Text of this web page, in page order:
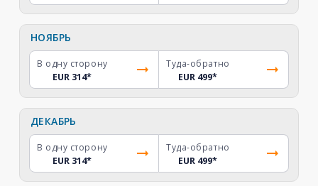
НОЯБРЬ
В одну сторону
EUR 314*
Туда-обратно
EUR 499*
ДЕКАБРЬ
В одну сторону
EUR 314*
Туда-обратно
EUR 499*